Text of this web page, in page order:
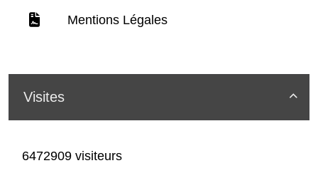
Mentions Légales

Visites
6472909 visiteurs